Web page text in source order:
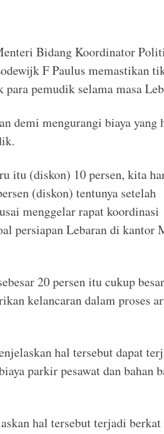
Bidang Koordinator
F Paulus memastikan
pemudik selama masa
demi mengurangi biaya yang
itu (diskon) 10 persen, kita
(diskon) tentunya setelah
menggelar rapat koordinasi
persiapan Lebaran di kantor
20 persen itu cukup
kelancaran dalam proses
hal tersebut dapat
parkir pesawat dan bahan
hal tersebut terjadi berkat